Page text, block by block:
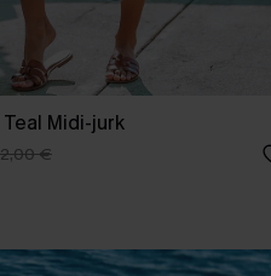
Midi-jurk
€